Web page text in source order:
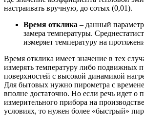
настраивать вручную, до сотых (0,01).
Время отклика – данный
замера температуры.
измеряет температуру на
Время отклика имеет значение в тех
измерять температуру либо подвижных
поверхностей с высокой динамикой
Для бытовых нужно пирометра с
вполне достаточно. Но если речь идет о
измерительного прибора на
условиях, то нужен более «быстрый»